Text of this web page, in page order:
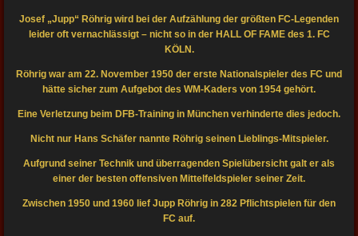
Josef „Jupp“ Röhrig wird bei der Aufzählung der größten FC-Legenden
leider oft vernachlässigt – nicht so in der HALL OF FAME des 1. FC
KÖLN.
Röhrig war am 22. November 1950 der erste Nationalspieler des FC und
hätte sicher zum Aufgebot des WM-Kaders von 1954 gehört.
Eine Verletzung beim DFB-Training in München verhinderte dies jedoch.
Nicht nur Hans Schäfer nannte Röhrig seinen Lieblings-Mitspieler.
Aufgrund seiner Technik und überragenden Spielübersicht galt er als
einer der besten offensiven Mittelfeldspieler seiner Zeit.
Zwischen 1950 und 1960 lief Jupp Röhrig in 282 Pflichtspielen für den
FC auf.